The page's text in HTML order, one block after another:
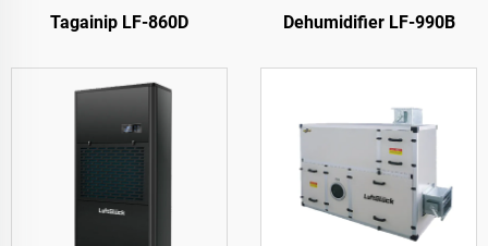
Tagainip LF-860D Dehumidifier LF-990B